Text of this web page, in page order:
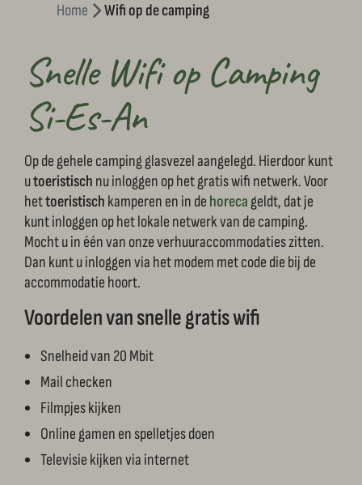
Home Wifi op de camping
Snelle Wifi op Camping
Si-Es-An
Op de gehele camping glasvezel aangelegd. Hierdoor kunt
utoeristisch nu inloggen op het gratis wifi netwerk. Voor
hettoeristisch kamperen en in de horecageldt, dat je
kunt inloggen op het lokale netwerk van de camping.
Mocht u in één van onze verhuuraccommodaties zitten.
Dan kunt u inloggen via het modem met code die bij de
accommodatie hoort.
Voordelen van snelle gratis wifi
Snelheid van 20 Mbit
Mail checken
Filmpjes kijken
Online gamen en spelletjes doen
Televisie kijken via internet